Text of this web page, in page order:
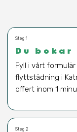
Steg 1
Du bokar
Fyll i vårt
flyttstädning i
offert inom 1
Steg 2